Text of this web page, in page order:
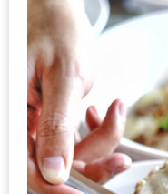
พา
มา
ม่วน
กั๋น
บน
INSTAGRAM